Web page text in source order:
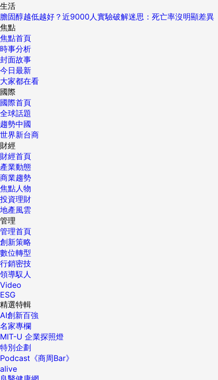
生活
膽固醇越低越好？近9000人實驗破解迷思：死亡率沒明顯差異
焦點
焦點首頁
時事分析
封面故事
今日最新
大家都在看
國際
國際首頁
全球話題
趨勢中國
世界新台商
財經
財經首頁
產業動態
商業趨勢
焦點人物
投資理財
地產風雲
管理
管理首頁
創新策略
數位轉型
行銷密技
領導馭人
Video
ESG
精選特輯
AI創新百強
名家專欄
MIT-U 企業探照燈
特別企劃
Podcast《商周Bar》
alive